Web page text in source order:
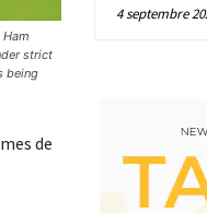
strict
being
de
4 septembre